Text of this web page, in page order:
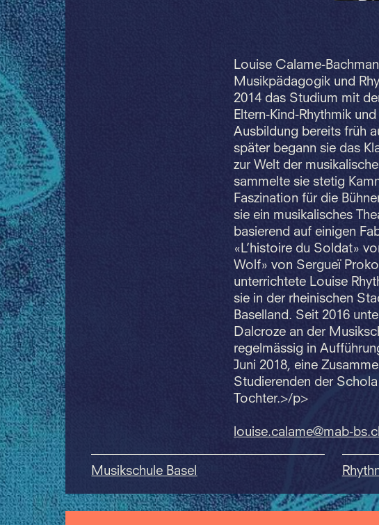
Louise Calame-
Musikpädagogik und
2014 das Studium mit
Eltern-Kind-Rhythmik
Ausbildung bereits früh
später begann sie das
zur Welt der
sammelte sie stetig
Faszination für die
sie ein musikalisches
basierend auf einigen
«L’histoire du Soldat»
Wolf» von Sergueï
unterrichtete Louise
sie in der rheinischen
Baselland. Seit 2016
Dalcroze an der
regelmässig in
Juni 2018, eine
Studierenden der
Tochter.>/p>
louise.calame@mab-bs.
Musikschule Basel